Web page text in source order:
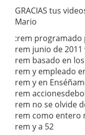
GRACIAS tus
Mario
:rem programado
rem junio de 2011
rem basado en
rem y empleado
rem y en
rem
rem no se olvide
rem como entero
rem y a 52